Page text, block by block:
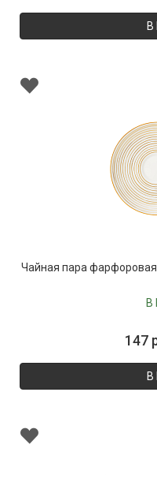
В
Чайная пара фарфоровая
В
147
В